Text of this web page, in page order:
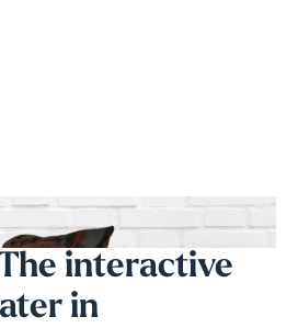
interactive
in